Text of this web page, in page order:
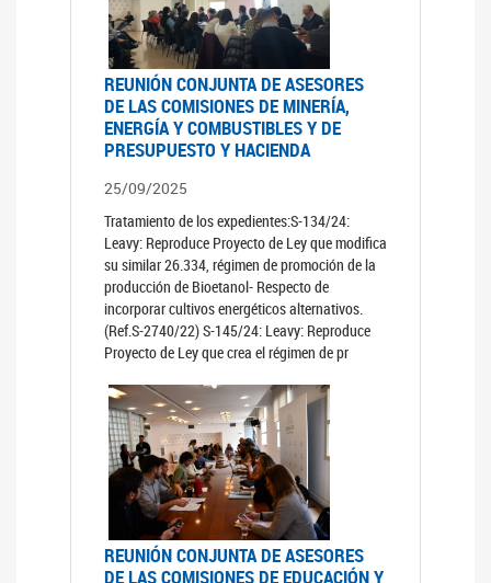
REUNIÓN CONJUNTA DE ASESORES
DE LAS COMISIONES DE MINERÍA,
ENERGÍA Y COMBUSTIBLES Y DE
PRESUPUESTO Y HACIENDA
25/09/2025
Tratamiento de los expedientes:S-134/24:
Leavy: Reproduce Proyecto de Ley que modifica
su similar 26.334, régimen de promoción de la
producción de Bioetanol- Respecto de
incorporar cultivos energéticos alternativos.
(Ref.S-2740/22) S-145/24: Leavy: Reproduce
Proyecto de Ley que crea el régimen de pr
REUNIÓN CONJUNTA DE ASESORES
DE LAS COMISIONES DE EDUCACIÓN Y